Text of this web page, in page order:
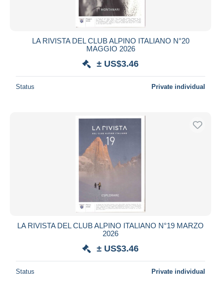
LA RIVISTA DEL CLUB ALPINO ITALIANO N°20
MAGGIO 2026
± US$3.46
Status Private individual
LA RIVISTA DEL CLUB ALPINO ITALIANO N°19 MARZO
2026
± US$3.46
Status Private individual